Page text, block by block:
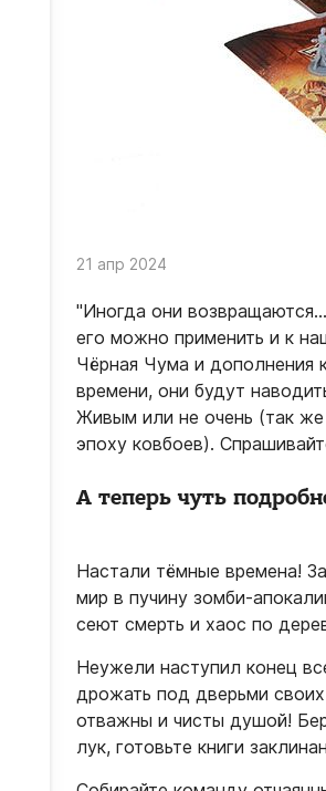
21 апр 2024
"Иногда они
его можно применить и к
Чёрная Чума и дополнения
времени, они будут
Живым или не очень (так
эпоху ковбоев).
А теперь чуть
Настали тёмные времена!
мир в пучину зомби-
сеют смерть и хаос по
Неужели наступил конец
дрожать под дверьми
отважны и чисты душой!
лук, готовьте книги